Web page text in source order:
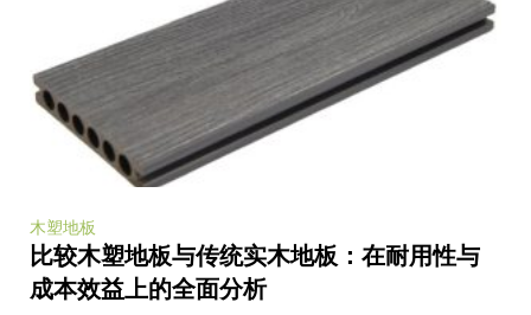
木塑地板
比较木塑地板与传统实木地板：在耐用性与
成本效益上的全面分析